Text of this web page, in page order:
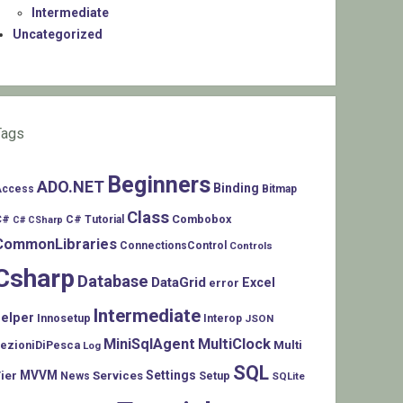
Intermediate
Uncategorized
ADO.NET Beginners Binding Bitmap
C# CSharp C# Tutorial Class Combobox
ConnectionsControl Controls
Database DataGrid error Excel
Innosetup Intermediate Interop JSON
Log MiniSqlAgent MultiClock Multi
MVVM News Services Settings Setup SQL SQLite